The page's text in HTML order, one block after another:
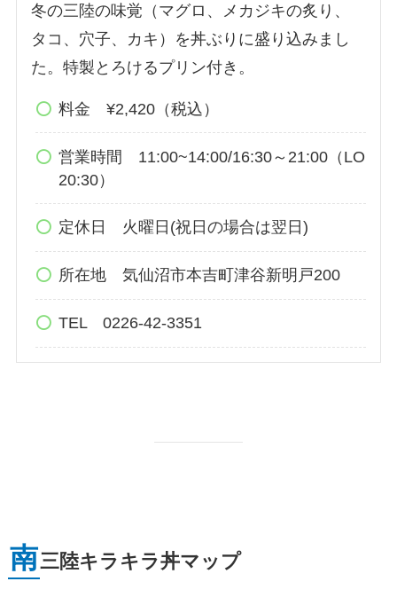
冬の三陸の味覚（マグロ、メカジキの炙り、
タコ、穴子、カキ）を丼ぶりに盛り込みまし
た。特製とろけるプリン付き。
料金 ¥2,420（税込）
営業時間 11:00~14:00/16:30～21:00（LO
20:30）
定休日 火曜日(祝日の場合は翌日)
所在地 気仙沼市本吉町津谷新明戸200
TEL 0226-42-3351
南三陸キラキラ丼マップ